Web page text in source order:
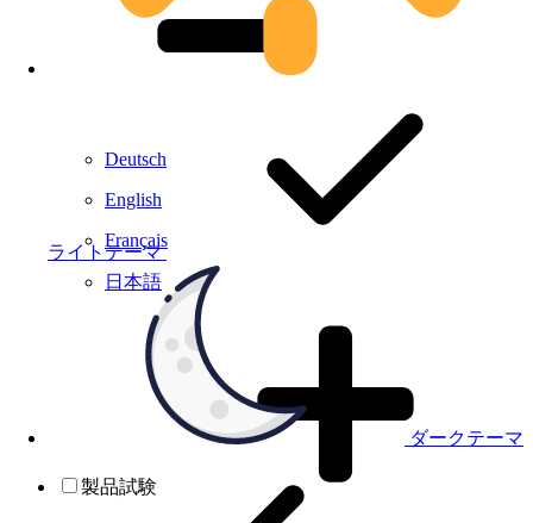
ライトテーマ
ダークテーマ
Deutsch
English
Français
日本語
製品試験